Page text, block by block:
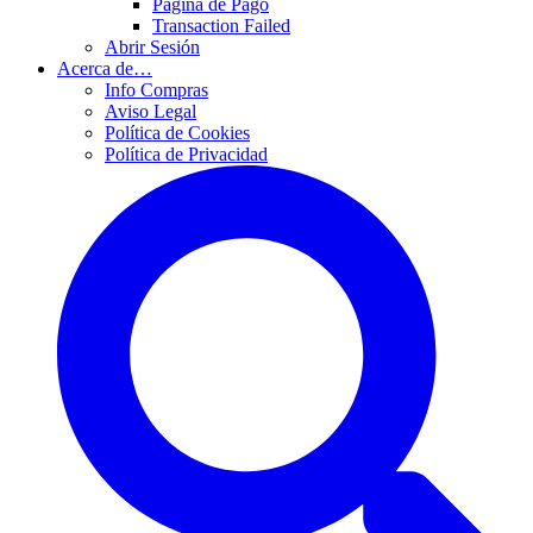
Página de Pago
Transaction Failed
Abrir Sesión
Acerca de…
Info Compras
Aviso Legal
Política de Cookies
Política de Privacidad